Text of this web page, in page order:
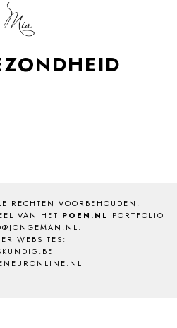
RECHTEN VOORBEHOUDEN.
VAN HET POEN.NL PORTFOLIO
WEBSITES: